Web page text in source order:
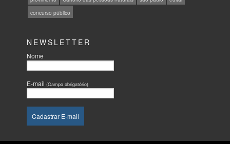
concurso público
NEWSLETTER
Nome
E-mail(Campo obrigatório)